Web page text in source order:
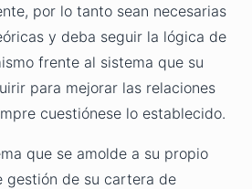
por lo tanto sean necesarias
y deba seguir la lógica de
frente al sistema que su
para mejorar las relaciones
cuestiónese lo establecido.
que se amolde a su propio
gestión de su cartera de